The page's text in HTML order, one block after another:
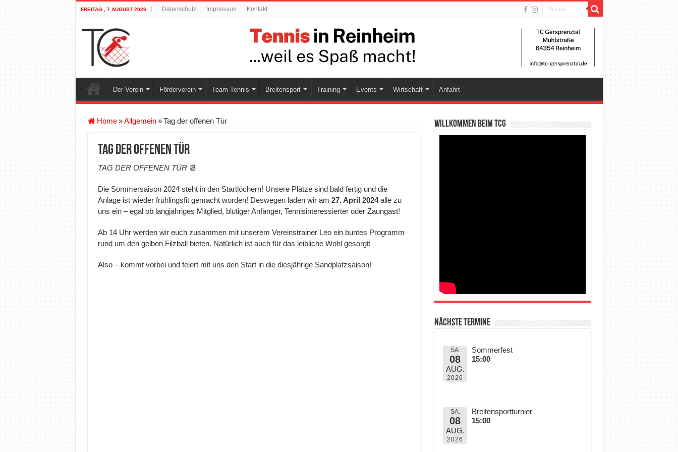
FREITAG , 7 AUGUST 2026 Datenschutz Impressum Kontakt
Der Verein Förderverein Team Tennis Breitensport Training Events Wirtschaft Anfahrt
Home » Allgemein » Tag der offenen Tür
Tag der offenen Tür
TAG DER OFFENEN TÜR📆
Die Sommersaison 2024 steht in den Startlöchern! Unsere Plätze sind bald fertig und die
Anlage ist wieder frühlingsfit gemacht worden! Deswegen laden wir am 27. April 2024alle zu
uns ein – egal ob langjähriges Mitglied, blutiger Anfänger, Tennisinteressierter oder Zaungast!
Ab 14 Uhr werden wir euch zusammen mit unserem Vereinstrainer Leo ein buntes Programm
rund um den gelben Filzball bieten. Natürlich ist auch für das leibliche Wohl gesorgt!
Also – kommt vorbei und feiert mit uns den Start in die diesjährige Sandplatzsaison!
Willkommen beim TCG
Nächste Termine
SA.
08
AUG.
2026
Sommerfest
15:00
SA.
08
AUG.
2026
Breitensportturnier
15:00